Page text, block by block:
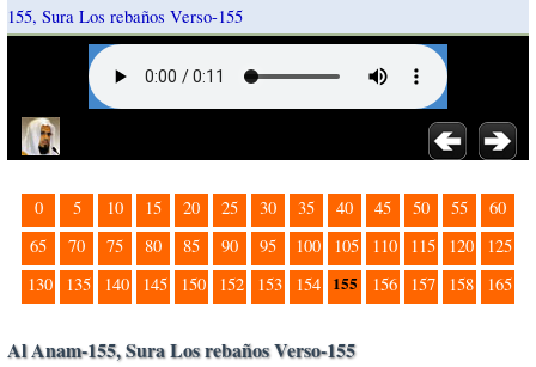
155, Sura Los rebaños Verso-155
0 5 10 15 20 25 30 35 40 45 50 55
60
65
70 75 80 85 90 95 100 105 110 115 120
125
130
135 140 145 150 152 153 154 155 156 157 158 165
Al Anam-155, Sura Los rebaños Verso-155